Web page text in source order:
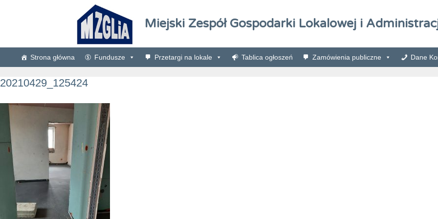
Miejski Zespół Gospodarki Lokalowej i
Strona główna Fundusze Przetargi na lokale Tablica ogłoszeń Zamówienia publiczne Dane
20210429_125424